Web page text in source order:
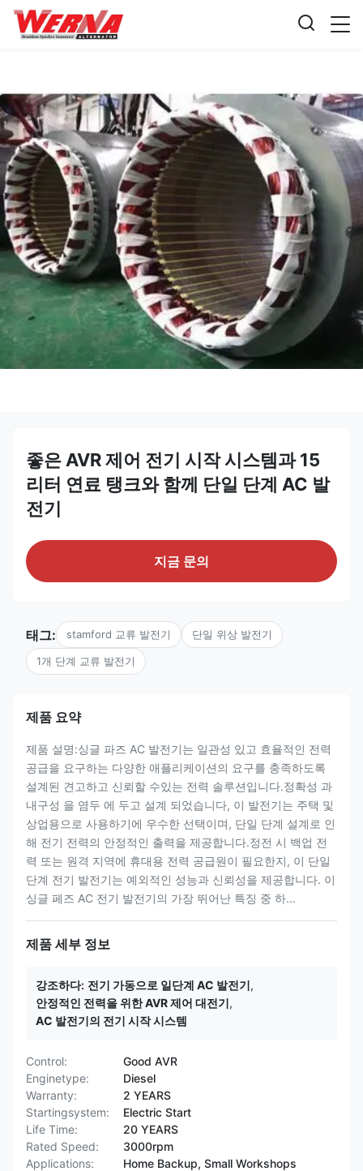
좋은 AVR 제어 전기 시작 시스템과 15
리터 연료 탱크와 함께 단일 단계 AC 발
전기
지금 문의
태그: stamford 교류 발전기 단일 위상 발전기
1개 단계 교류 발전기
제품 요약
제품 설명:싱글 파즈 AC 발전기는 일관성 있고 효율적인 전력
공급을 요구하는 다양한 애플리케이션의 요구를 충족하도록
설계된 견고하고 신뢰할 수있는 전력 솔루션입니다.정확성 과
내구성 을 염두 에 두고 설계 되었습니다, 이 발전기는 주택 및
상업용으로 사용하기에 우수한 선택이며, 단일 단계 설계로 인
해 전기 전력의 안정적인 출력을 제공합니다.정전 시 백업 전
력 또는 원격 지역에 휴대용 전력 공급원이 필요한지, 이 단일
단계 전기 발전기는 예외적인 성능과 신뢰성을 제공합니다. 이
싱글 페즈 AC 전기 발전기의 가장 뛰어난 특징 중 하...
제품 세부 정보
강조하다: 전기 가동으로 일단계 AC 발전기,
안정적인 전력을 위한 AVR 제어 대전기,
AC 발전기의 전기 시작 시스템
Control:
Good AVR
Enginetype:
Diesel
Warranty:
2 YEARS
Startingsystem:
Electric Start
Life Time:
20 YEARS
Rated Speed:
3000rpm
Applications:
Home Backup, Small Workshops